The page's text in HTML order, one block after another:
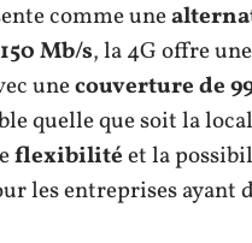
comme une
Mb/s, la 4G offre
unecouverture de
quelle que soit la
flexibilitéet la
les entreprises ayant